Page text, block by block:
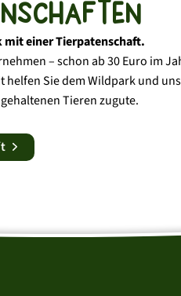
mit einer Tierpatenschaft.
– schon ab 30 Euro im
Sie dem Wildpark und
Tieren zugute.